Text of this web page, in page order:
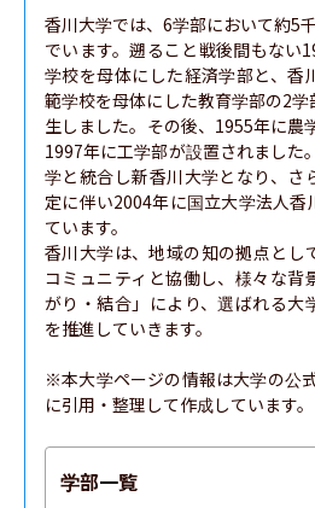
香川大学では、6学部において約5
でいます。遡ること戦後間もない
学校を母体にした経済学部と、香
範学校を母体にした教育学部の2
生しました。その後、1955年に農
1997年に工学部が設置されました
学と統合し新香川大学となり、さ
定に伴い2004年に国立大学法人香
ています。
香川大学は、地域の知の拠点とし
コミュニティと協働し、様々な背
がり・結合」により、選ばれる大
を推進していきます。
※本大学ページの情報は大学の公
に引用・整理して作成しています。
学部一覧